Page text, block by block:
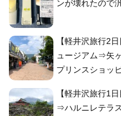
ンが壊れたので
【軽井沢旅行2
ュージアム⇒矢
プリンスショッ
【軽井沢旅行1
⇒ハルニレテラ